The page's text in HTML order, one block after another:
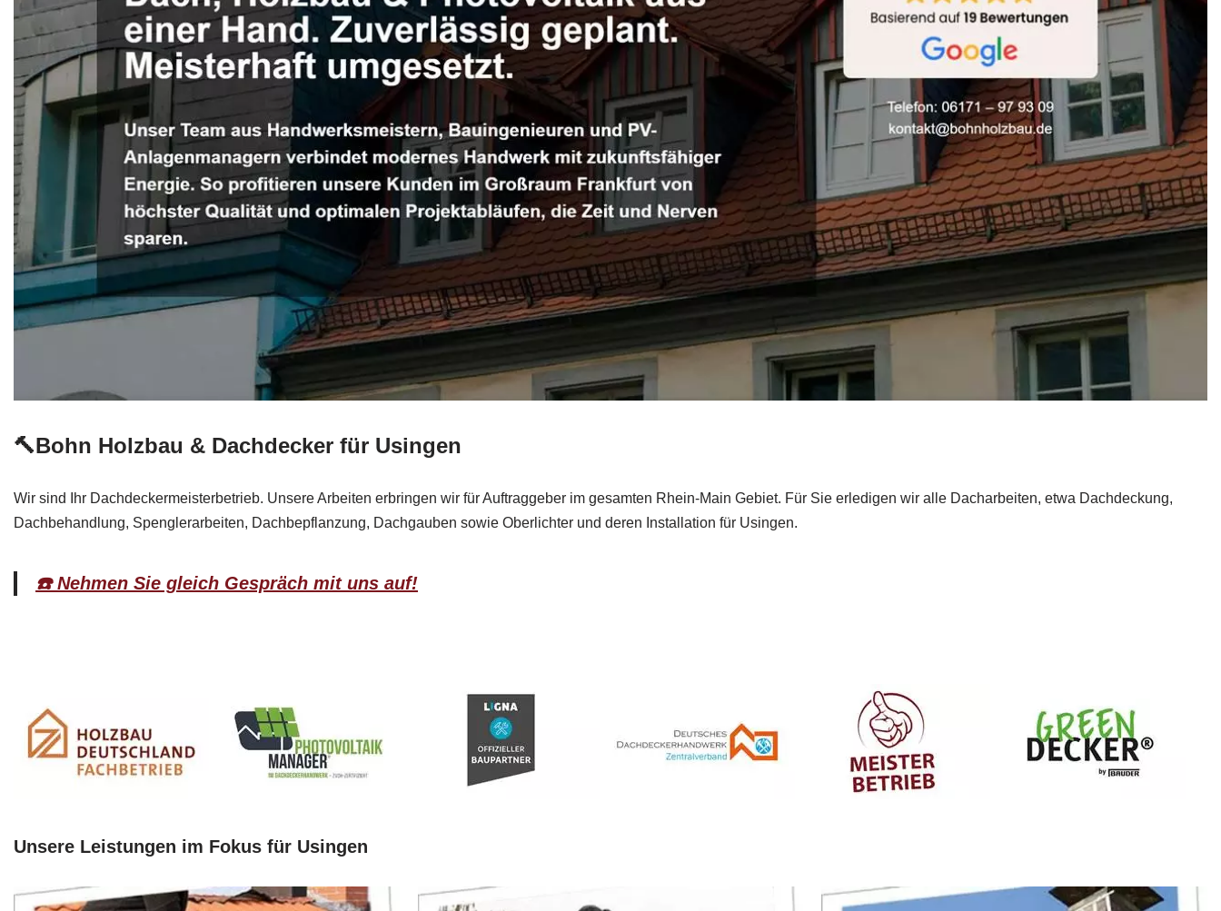
🔨Bohn Holzbau & Dachdecker für Usingen
Wir sind Ihr Dachdeckermeisterbetrieb. Unsere Arbeiten erbringen wir für Auftraggeber im gesamten Rhein-Main Gebiet. Für Sie erledigen wir alle Dacharbeiten, etwa Dachdeckung,
Dachbehandlung, Spenglerarbeiten, Dachbepflanzung, Dachgauben sowie Oberlichter und deren Installation für Usingen.
☎️ Nehmen Sie gleich Gespräch mit uns auf!
Unsere Leistungen im Fokus für Usingen